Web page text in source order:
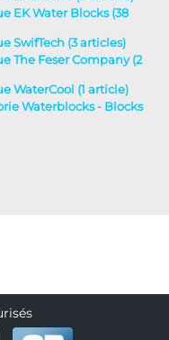
EK Water Blocks (38
SwifTech (3 articles)
The Feser Company (2
WaterCool (1 article)
Waterblocks - Blocks